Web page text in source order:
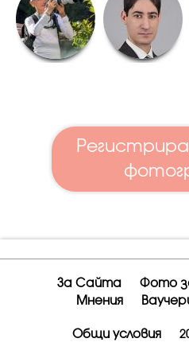
За Сайта Фото
Мнения
Общи условия